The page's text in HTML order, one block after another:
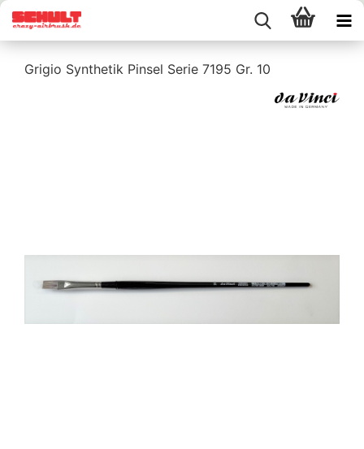
Grigio Synthetik Pinsel Serie 7195 Gr. 10